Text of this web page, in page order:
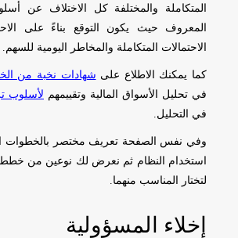
المتكاملة والمختلفة كل الاختلاف عن
المعروف حيث يكون التوقع بناءً على
الاحتمالات المتكاملة والمخاطر اليومية للسهم.
كما يمكنك الاطلاع على شهادات نخبة من
في تحليل الأسواق المالية وتقييمهم لأسلوب
في التحليل.
وفي نفس الصفحة تعريف مختصر بالخطوات
استخدام النظام ثم نعرض لك نوعين من خطط
لتختار المناسب منهما.
إخلاء المسؤولية